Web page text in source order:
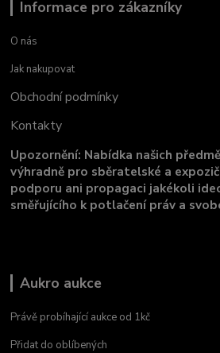
Informace pro zákazníky
O nás
Jak nakupovat
Obchodní podmínky
Kontakty
Upozornění: Nabídka našich
výhradně pro sběratelské a
podporu ani propagaci jakékoli
směřujícího k potlačení práv a
Aukro aukce
Právě probíhající aukce od 1kč
Přidat do oblíbených